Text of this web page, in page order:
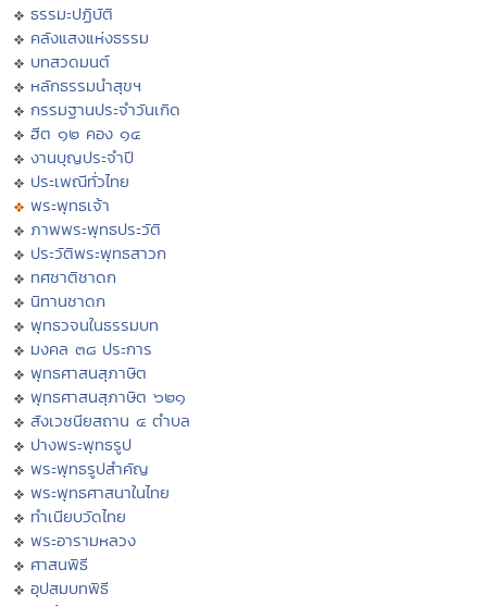
ธรรมะปฏิบัติ
คลังแสงแห่งธรรม
บทสวดมนต์
หลักธรรมนำสุขฯ
กรรมฐานประจำวันเกิด
ฮีต ๑๒ คอง ๑๔
งานบุญประจำปี
ประเพณีทั่วไทย
พระพุทธเจ้า
ภาพพระพุทธประวัติ
ประวัติพระพุทธสาวก
ทศชาติชาดก
นิทานชาดก
พุทธวจนในธรรมบท
มงคล ๓๘ ประการ
พุทธศาสนสุภาษิต
พุทธศาสนสุภาษิต ๖๒๑
สังเวชนียสถาน ๔ ตำบล
ปางพระพุทธรูป
พระพุทธรูปสำคัญ
พระพุทธศาสนาในไทย
ทำเนียบวัดไทย
พระอารามหลวง
ศาสนพิธี
อุปสมบทพิธี